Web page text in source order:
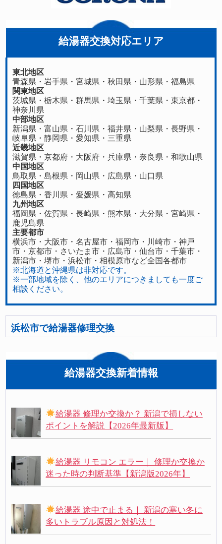
給湯器交換対応エリア
東北地区
青森県 ・岩手県 ・宮城県 ・秋田県 ・ 山形県 ・福島県
関東地区
茨城県 ・栃木県 ・群馬県 ・埼玉県 ・千葉県 ・東京都 ・
神奈川県
中部地区
新潟県 ・富山県 ・石川県 ・福井県 ・ 山梨県 ・長野県 ・
岐阜県 ・静岡県 ・愛知県 ・ 三重県
近畿地区
滋賀県 ・京都府 ・ 大阪府 ・兵庫県 ・奈良県 ・和歌山県
中国地区
鳥取県 ・島根県 ・ 岡山県 ・ 広島県 ・ 山口県
四国地区
徳島県 ・香川県・愛媛県 ・高知県
九州地区
福岡県 ・佐賀県 ・長崎県・ 熊本県 ・ 大分県 ・宮崎県 ・
鹿児島県
主要都市
横浜市・大阪市・名古屋市・福岡市・川崎市・神戸
市・京都市・さいたま市・広島市・仙台市・千葉市・
新潟市・堺市・浜松市・相模原市など全国各都市
※北海道と沖縄県は非対応です。
※一部地域を除く、他のエリアにつきましても一度ご
相談ください。
浜松市で給湯器修理交換
給湯器交換新着情報
給湯器 修理か交換か？ 新潟で損しない
ポイントを解説【2026年最新版】
給湯器 リモコン エラー｜ 修理か交換か
迷った時の判断基準【新潟版2026年】
給湯器 途中で止まる｜ 新潟の寒い冬に
多いトラブル原因と対処法！